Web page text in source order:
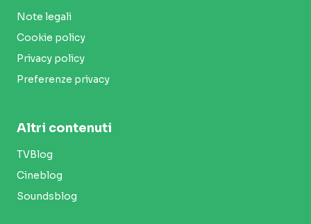
Note legali
Cookie policy
Privacy policy
Preferenze privacy
Altri contenuti
TVBlog
Cineblog
Soundsblog